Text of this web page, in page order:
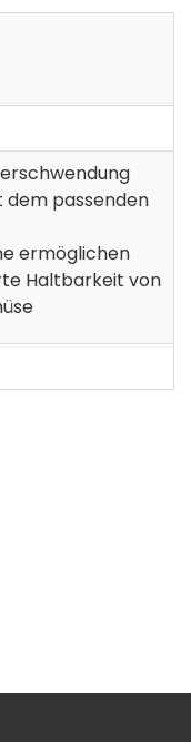
passenden
ermöglichen
Haltbarkeit von